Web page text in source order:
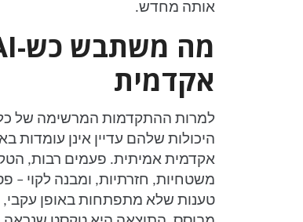
אותה מחדש.
אקדמית
למרות ההתקדמות המרשימה של
היכולות שלהם עדיין אינן
אקדמית אמיתית. פעמים רבות,
משטחיות, חזרתיות, ומבנה לקוי –
טענות שלא מתפתחות באופן עקבי,